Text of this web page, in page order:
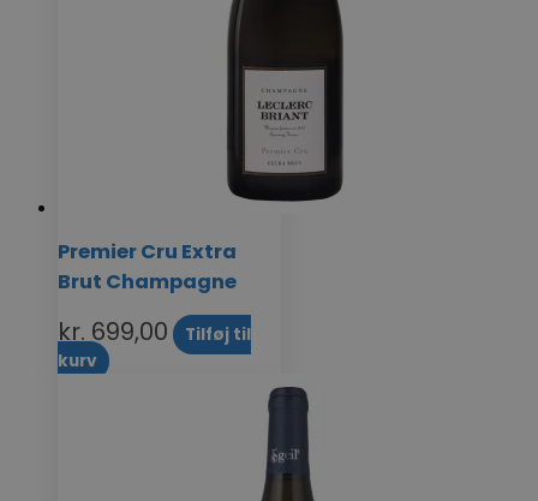
Premier Cru Extra
Brut Champagne
kr. 699,00
Tilføj til
kurv